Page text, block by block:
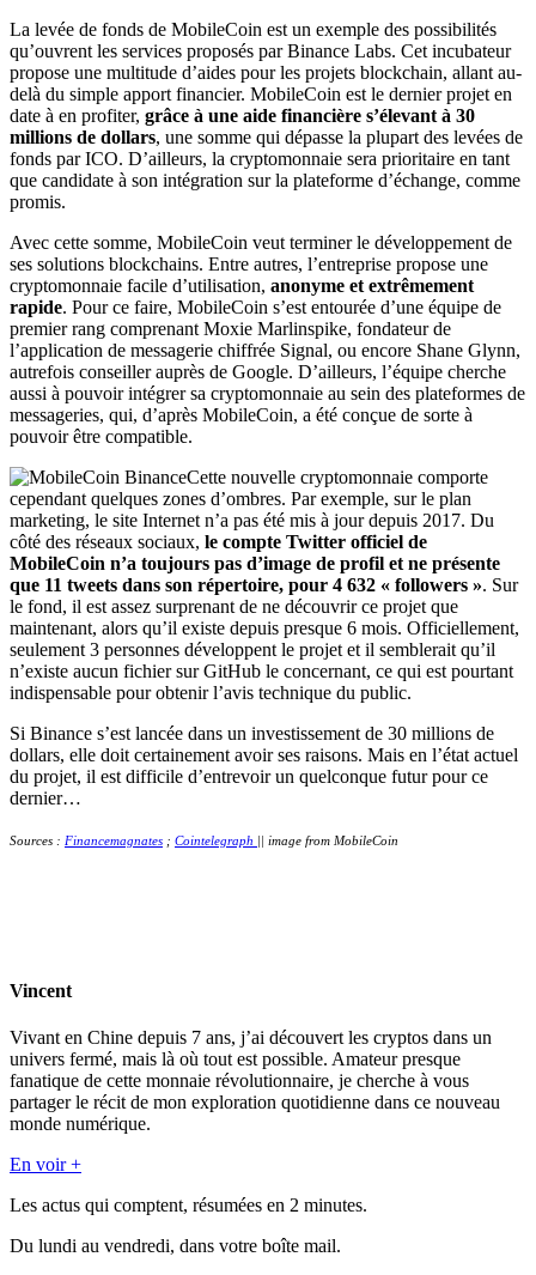
La levée de fonds de MobileCoin est un exemple des possibilités
qu’ouvrent les services proposés par Binance Labs. Cet incubateur
propose une multitude d’aides pour les projets blockchain, allant au-
delà du simple apport financier. MobileCoin est le dernier projet en
date à en profiter, grâce à une aide financière s’élevant à 30
millions de dollars, une somme qui dépasse la plupart des levées de
fonds par ICO. D’ailleurs, la cryptomonnaie sera prioritaire en tant
que candidate à son intégration sur la plateforme d’échange, comme
promis.
Avec cette somme, MobileCoin veut terminer le développement de
ses solutions blockchains. Entre autres, l’entreprise propose une
cryptomonnaie facile d’utilisation, anonyme et extrêmement
rapide. Pour ce faire, MobileCoin s’est entourée d’une équipe de
premier rang comprenant Moxie Marlinspike, fondateur de
l’application de messagerie chiffrée Signal, ou encore Shane Glynn,
autrefois conseiller auprès de Google. D’ailleurs, l’équipe cherche
aussi à pouvoir intégrer sa cryptomonnaie au sein des plateformes de
messageries, qui, d’après MobileCoin, a été conçue de sorte à
pouvoir être compatible.
Cette nouvelle cryptomonnaie comporte
cependant quelques zones d’ombres. Par exemple, sur le plan
marketing, le site Internet n’a pas été mis à jour depuis 2017. Du
côté des réseaux sociaux, le compte Twitter officiel de
MobileCoin n’a toujours pas d’image de profil et ne présente
que 11 tweets dans son répertoire, pour 4 632 « followers ». Sur
le fond, il est assez surprenant de ne découvrir ce projet que
maintenant, alors qu’il existe depuis presque 6 mois. Officiellement,
seulement 3 personnes développent le projet et il semblerait qu’il
n’existe aucun fichier sur GitHub le concernant, ce qui est pourtant
indispensable pour obtenir l’avis technique du public.
Si Binance s’est lancée dans un investissement de 30 millions de
dollars, elle doit certainement avoir ses raisons. Mais en l’état actuel
du projet, il est difficile d’entrevoir un quelconque futur pour ce
dernier…
Sources : Financemagnates ; Cointelegraph || image from MobileCoin
Vincent
Vivant en Chine depuis 7 ans, j’ai découvert les cryptos dans un
univers fermé, mais là où tout est possible. Amateur presque
fanatique de cette monnaie révolutionnaire, je cherche à vous
partager le récit de mon exploration quotidienne dans ce nouveau
monde numérique.
En voir +
Les actus qui comptent, résumées en 2 minutes.
Du lundi au vendredi, dans votre boîte mail.